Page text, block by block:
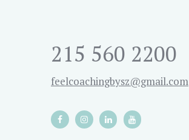
215 560 2200
feelcoachingbysz@gmail.com